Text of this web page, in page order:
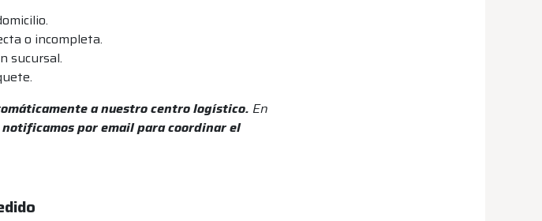
o incompleta.
sucursal.
a nuestro centro logístico. En
notificamos por email para coordinar el